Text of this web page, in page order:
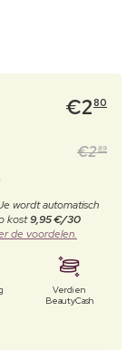
€280
€289
wordt automatisch
kost9,95 €/30
de voordelen.
Verdien
BeautyCash